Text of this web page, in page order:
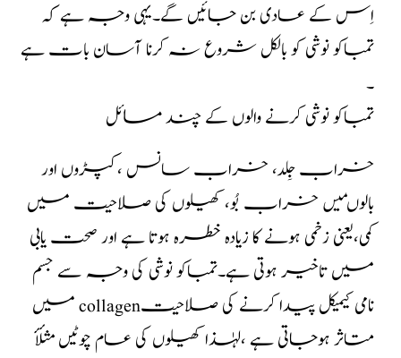
اِس کے عادی بن جائیں گے۔یہی وجہ ہے کہ
تمباکو نوشی کو بالکل شروع نہ کرنا آسان بات ہے
۔
تمباکو نوشی کرنے والوں کے چند مسائل
خراب جِلد، خراب سانس ،کپڑوں اور
بالوںمیں خراب بُو، کھیلوں کی صلاحیت میں
کمی،یعنی زخمی ہونے کا زیادہ خطرہ ہوتا ہے اور صحت یابی
میں تاخیر ہوتی ہے۔تمباکو نوشی کی وجہ سے جسم
میں collagenنامی کیمیکل پیدا کرنے کی صلاحیت
متاثر ہوجاتی ہے ،لہٰذا کھیلوں کی عام چوٹیں مثلأٔ